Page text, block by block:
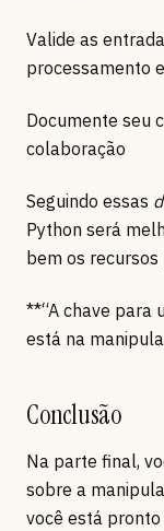
Valide as
processamento
Documente seu
colaboração
Seguindo essas
Python será
bem os
**“A chave para
está na
Conclusão
Na parte final,
sobre a
você está